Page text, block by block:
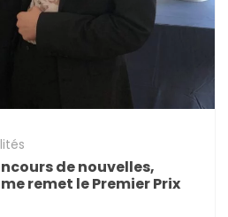
de nouvelles,
remet le Premier Prix